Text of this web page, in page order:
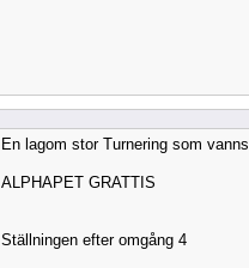
En lagom stor Turnering som
ALPHAPET GRATTIS
Ställningen efter omgång 4